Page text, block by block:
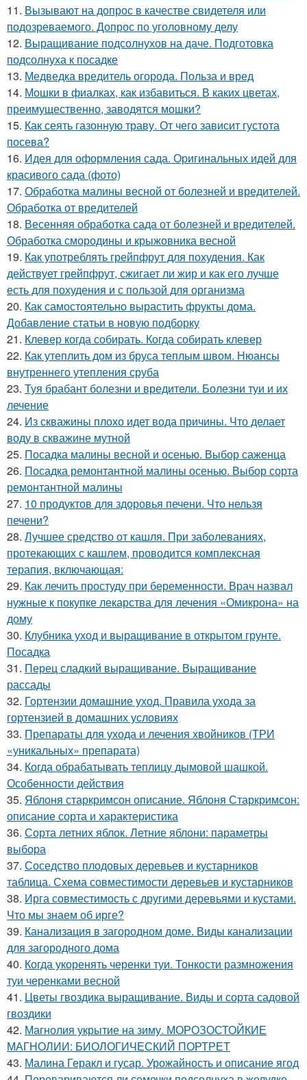
11. Вызывают на допрос в качестве свидетеля или
подозреваемого. Допрос по уголовному делу
12. Выращивание подсолнухов на даче. Подготовка
подсолнуха к посадке
13. Медведка вредитель огорода. Польза и вред
14. Мошки в фиалках, как избавиться. В каких цветах,
преимущественно, заводятся мошки?
15. Как сеять газонную траву. От чего зависит густота
посева?
16. Идея для оформления сада. Оригинальных идей для
красивого сада (фото)
17. Обработка малины весной от болезней и вредителей.
Обработка от вредителей
18. Весенняя обработка сада от болезней и вредителей.
Обработка смородины и крыжовника весной
19. Как употреблять грейпфрут для похудения. Как
действует грейпфрут, сжигает ли жир и как его лучше
есть для похудения и с пользой для организма
20. Как самостоятельно вырастить фрукты дома.
Добавление статьи в новую подборку
21. Клевер когда собирать. Когда собирать клевер
22. Как утеплить дом из бруса теплым швом. Нюансы
внутреннего утепления сруба
23. Туя брабант болезни и вредители. Болезни туи и их
лечение
24. Из скважины плохо идет вода причины. Что делает
воду в скважине мутной
25. Посадка малины весной и осенью. Выбор саженца
26. Посадка ремонтантной малины осенью. Выбор сорта
ремонтантной малины
27. 10 продуктов для здоровья печени. Что нельзя
печени?
28. Лучшее средство от кашля. При заболеваниях,
протекающих с кашлем, проводится комплексная
терапия, включающая:
29. Как лечить простуду при беременности. Врач назвал
нужные к покупке лекарства для лечения «Омикрона» на
дому
30. Клубника уход и выращивание в открытом грунте.
Посадка
31. Перец сладкий выращивание. Выращивание
рассады
32. Гортензии домашние уход. Правила ухода за
гортензией в домашних условиях
33. Препараты для ухода и лечения хвойников (ТРИ
«уникальных» препарата)
34. Когда обрабатывать теплицу дымовой шашкой.
Особенности действия
35. Яблоня старкримсон описание. Яблоня Старкримсон:
описание сорта и характеристика
36. Сорта летних яблок. Летние яблони: параметры
выбора
37. Соседство плодовых деревьев и кустарников
таблица. Схема совместимости деревьев и кустарников
38. Ирга совместимость с другими деревьями и кустами.
Что мы знаем об ирге?
39. Канализация в загородном доме. Виды канализации
для загородного дома
40. Когда укоренять черенки туи. Тонкости размножения
туи черенками весной
41. Цветы гвоздика выращивание. Виды и сорта садовой
гвоздики
42. Магнолия укрытие на зиму. МОРОЗОСТОЙКИЕ
МАГНОЛИИ: БИОЛОГИЧЕСКИЙ ПОРТРЕТ
43. Малина Геракл и гусар. Урожайность и описание ягод